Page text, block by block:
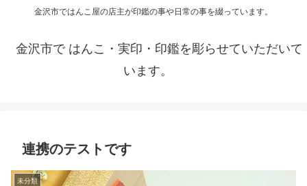
金沢市ではんこ屋の店主が印鑑の事や日常の事を綴っています。
金沢市で はんこ・実印・印鑑を彫らせていただいて
います。
連携のテストです
未分類